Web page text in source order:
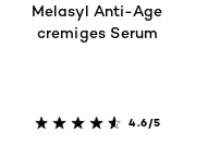
Melasyl Anti-Age
cremiges Serum
4.6/5